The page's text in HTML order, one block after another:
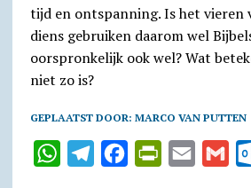
GEPLAATST DOOR: MARCO VAN PUTTEN
W
T